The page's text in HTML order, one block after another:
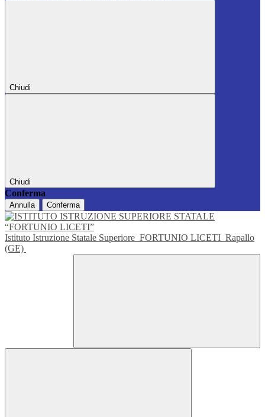
Chiudi
Chiudi
Conferma
Annulla Conferma
Istituto Istruzione Statale Superiore FORTUNIO LICETI Rapallo
(GE)